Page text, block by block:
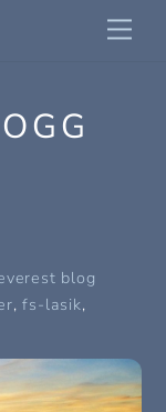
blog
,fs-lasik,